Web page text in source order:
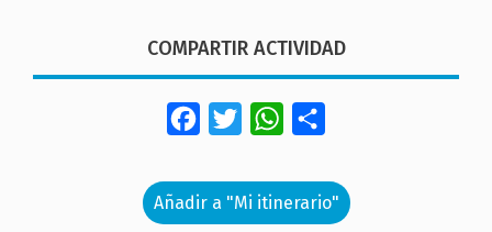
COMPARTIR ACTIVIDAD
FacebookTwitterWhatsApp
Añadir a "Mi itinerario"